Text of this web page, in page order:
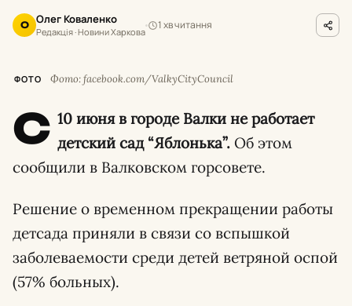
О Олег Коваленко
Редакція · Новини Харкова
1 хв читання
ФОТО Фото: facebook.com/ValkyCityCouncil
С 10 июня в городе Валки не работает
детский сад “Яблонька”. Об этом
сообщили в Валковском горсовете.
Решение о временном прекращении работы
детсада приняли в связи со вспышкой
заболеваемости среди детей ветряной оспой
(57% больных).